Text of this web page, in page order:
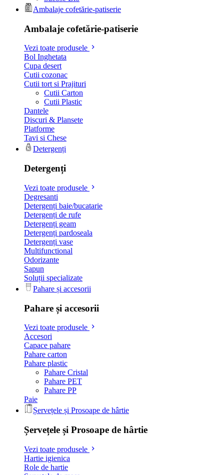
Ambalaje cofetărie-patiserie
Ambalaje cofetărie-patiserie
Vezi toate produsele
Bol Inghetata
Cupa desert
Cutii cozonac
Cutii tort si Prajituri
Cutii Carton
Cutii Plastic
Dantele
Discuri & Plansete
Platforme
Tavi si Chese
Detergenți
Detergenți
Vezi toate produsele
Degresanti
Detergenți baie/bucatarie
Detergenți de rufe
Detergenți geam
Detergenți pardoseala
Detergenți vase
Multifunctional
Odorizante
Sapun
Soluții specializate
Pahare și accesorii
Pahare și accesorii
Vezi toate produsele
Accesori
Capace pahare
Pahare carton
Pahare plastic
Pahare Cristal
Pahare PET
Pahare PP
Paie
Șervețele și Prosoape de hârtie
Șervețele și Prosoape de hârtie
Vezi toate produsele
Hartie igienica
Role de hartie